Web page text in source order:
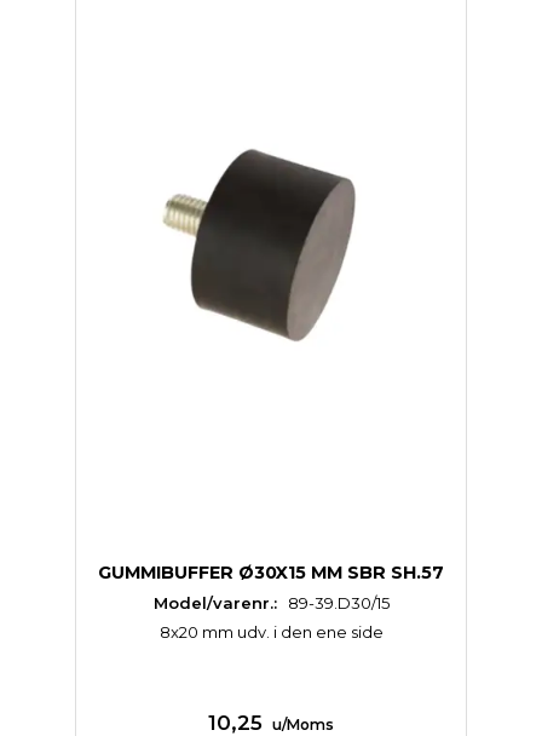
GUMMIBUFFER Ø30X15 MM SBR SH.57
Model/varenr.:
89-39.D30/15
8x20 mm udv. i den ene side
10,25 u/Moms